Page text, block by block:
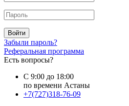
Войти
Забыли пароль?
Реферальная программа
Есть вопросы?
С 9:00 до 18:00
по времени Астаны
+7(727)318-76-09